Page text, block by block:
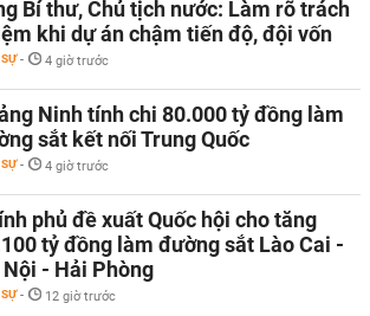
Bí thư, Chủ tịch nước: Làm rõ trách
khi dự án chậm tiến độ, đội vốn
- 4 giờ trước
Ninh tính chi 80.000 tỷ đồng làm
sắt kết nối Trung Quốc
- 4 giờ trước
phủ đề xuất Quốc hội cho tăng
tỷ đồng làm đường sắt Lào Cai -
Nội - Hải Phòng
- 12 giờ trước